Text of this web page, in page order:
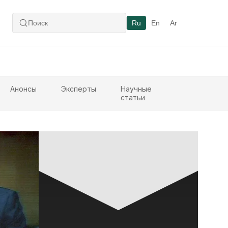
Ru En Ar
Анонсы Эксперты
Научные
статьи